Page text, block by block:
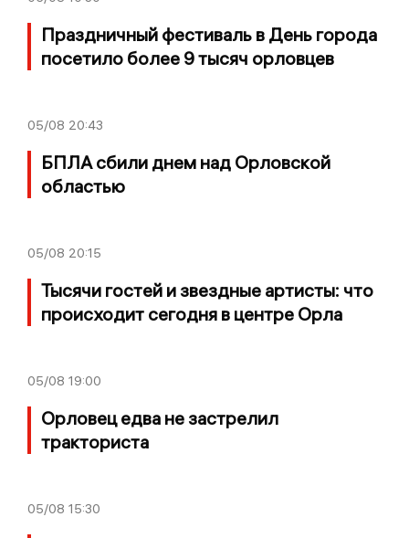
Праздничный фестиваль в День города
посетило более 9 тысяч орловцев
05/08 20:43
БПЛА сбили днем над Орловской
областью
05/08 20:15
Тысячи гостей и звездные артисты: что
происходит сегодня в центре Орла
05/08 19:00
Орловец едва не застрелил
тракториста
05/08 15:30